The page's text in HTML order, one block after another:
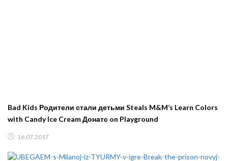
Bad Kids Родители стали детьми Steals M&M’s Learn Colors
with Candy Ice Cream Донатс on Playground
16.07.2017